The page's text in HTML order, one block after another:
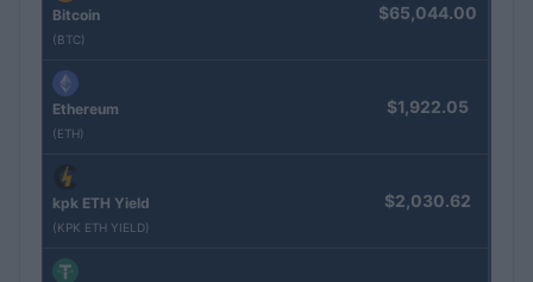
Bitcoin
(BTC)
$65,044.00
Ethereum
(ETH)
$1,922.05
kpk ETH Yield
(KPK ETH YIELD)
$2,030.62